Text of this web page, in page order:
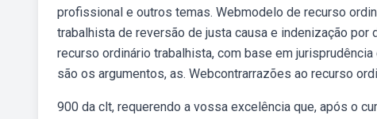
profissional e outros temas. Webmodelo de recurso
trabalhista de reversão de justa causa e indenização por
recurso ordinário trabalhista, com base em
são os argumentos, as. Webcontrarrazões ao recurso
900 da clt, requerendo a vossa excelência que, após o